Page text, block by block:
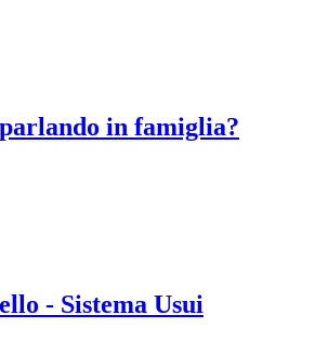
in famiglia?
- Sistema Usui